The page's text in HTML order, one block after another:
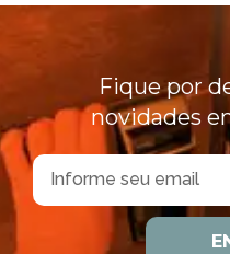
Fique por
novidades